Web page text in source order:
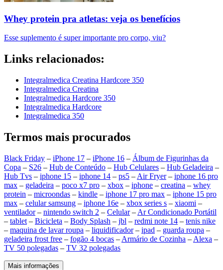
Whey protein pra atletas: veja os benefícios
Esse suplemento é super importante pro corpo, viu?
Links relacionados:
Integralmedica Creatina Hardcore 350
Integralmedica Creatina
Integralmedica Hardcore 350
Integralmedica Hardcore
Integralmedica 350
Termos mais procurados
Black Friday – iPhone 17 – iPhone 16 – Álbum de Figurinhas da
Copa – S26 – Hub de Conteúdo – Hub Celulares – Hub Geladeira –
Hub Tvs – iphone 15 – iphone 14 – ps5 – Air Fryer– iphone 16 pro
max – geladeira – poco x7 pro – xbox – iphone – creatina – whey
protein – microondas – kindle – iphone 17 pro max – iphone 15 pro
max – celular samsung – iphone 16e – xbox series s – xiaomi –
ventilador– nintendo switch 2 – Celular– Ar Condicionado Portátil
– tablet – Bicicleta – Body Splash – jbl – redmi note 14 – tenis nike
– maquina de lavar roupa – liquidificador– ipad – guarda roupa –
geladeira frost free – fogão 4 bocas – Armário de Cozinha – Alexa –
TV 50 polegadas – TV 32 polegadas
Mais informações